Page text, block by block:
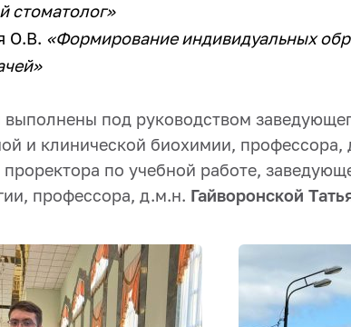
стоматолог»
О.В. «Формирование индивидуальных
под руководством
и клинической биохимии, профессора,
проректора по учебной работе,
профессора, д.м.н. Гайворонской